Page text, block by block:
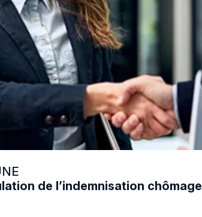
de l’indemnisation chômage